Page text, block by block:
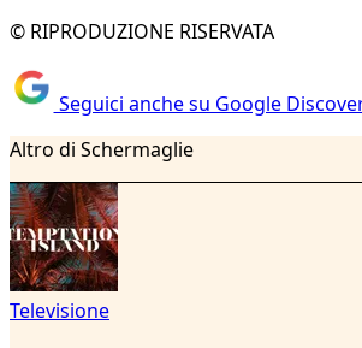
© RIPRODUZIONE RISERVATA
Seguici anche su Google
Altro di Schermaglie
Televisione